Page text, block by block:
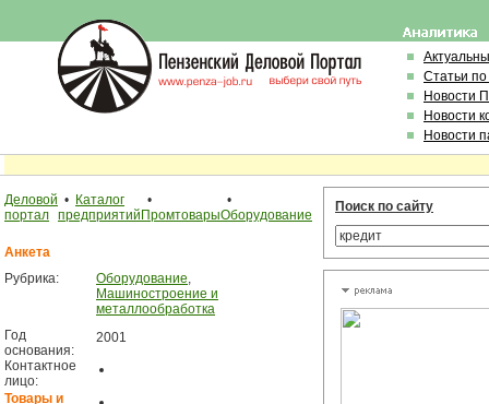
Статьи
Новости
Новости
Новости
Деловой
портал
• Каталог
предприятий
•
Промтовары
•
Оборудование
Анкета
Рубрика:
Оборудование,
Машиностроение и
металлообработка
Год
основания:
2001
Контактное
лицо:
Товары и
Поиск по сайту